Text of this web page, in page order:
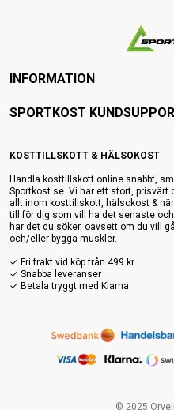
KOSTTILLSKOTT & HÄLSOKOST
Handla kosttillskott online snabbt,
Sportkost.se. Vi har ett stort,
allt inom kosttillskott, hälsokost &
till för dig som vill ha det senaste
har det du söker, oavsett om du vill
och/eller bygga muskler.
✓ Fri frakt vid köp från 499 kr
✓ Snabba leveranser
✓ Betala tryggt med Klarna
INFORMATION
SPORTKOST
© 2025